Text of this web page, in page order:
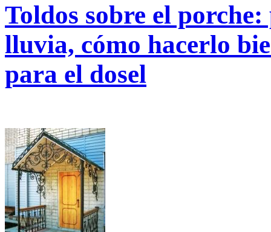
Toldos sobre el
lluvia, cómo hacerlo
para el dosel